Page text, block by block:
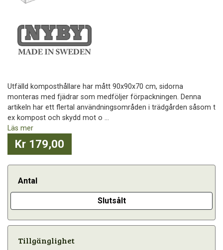
Utfälld komposthållare har mått 90x90x70 cm, sidorna
monteras med fjädrar som medföljer förpackningen. Denna
artikeln har ett flertal användningsområden i trädgården såsom t
ex kompost och skydd mot o ...
Läs mer
Kr 179,00
Antal
Slutsålt
Tillgänglighet